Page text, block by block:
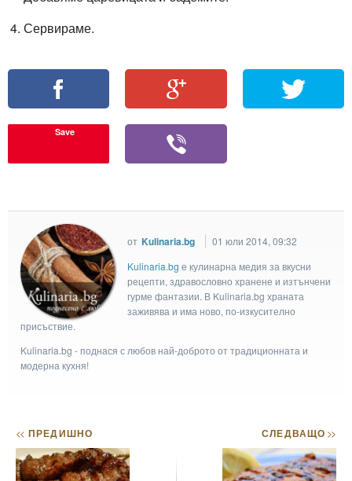
Сервираме.
Save
от Kulinaria.bg
01 юли 2014, 09:32
Kulinaria.bg e кулинарна медия за вкусни
рецепти, здравословно хранене и изтънчени
гурме фантазии. В Kulinaria.bg храната
заживява и има ново, по-изкусително
присъствие.
Kulinaria.bg - поднася с любов най-доброто от традиционната и
модерна кухня!
<< ПРЕДИШНО СЛЕДВАЩО>>